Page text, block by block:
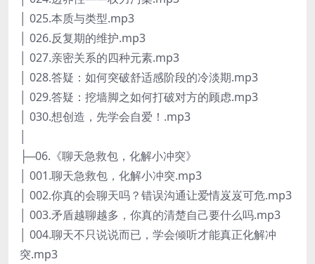
│ 025.本质与类型.mp3
│ 026.反复期的维护.mp3
│ 027.亲密关系的四种元素.mp3
│ 028.答疑：如何突破舒适感阶段的冷淡期.mp3
│ 029.答疑：挖墙脚之如何打破对方的顾虑.mp3
│ 030.想创造，先学会自爱！.mp3
├─06.《聊天急救包，化解小冲突》
│ 001.聊天急救包，化解小冲突.mp3
│ 002.你真的会聊天吗？错误沟通让爱情岌岌可危.mp3
│ 003.矛盾越聊越多，你真的清楚自己要什么吗.mp3
│ 004.聊天不只说说而已，学会倾听才能真正化解冲
突.mp3